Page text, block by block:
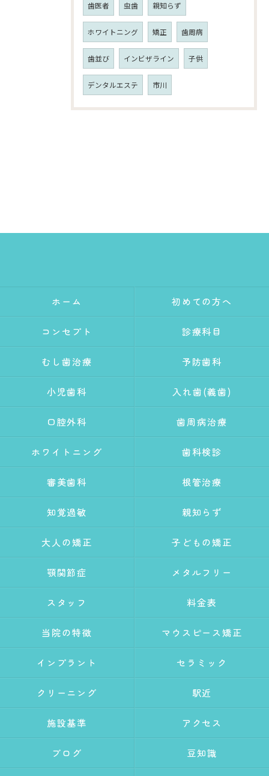
歯医者 虫歯 親知らず
ホワイトニング 矯正 歯周病
歯並び インビザライン 子供
デンタルエステ 市川
ホーム 初めての方へ
コンセプト 診療科目
むし歯治療 予防歯科
小児歯科 入れ歯(義歯)
口腔外科 歯周病治療
ホワイトニング 歯科検診
審美歯科 根管治療
知覚過敏 親知らず
大人の矯正 子どもの矯正
顎関節症 メタルフリー
スタッフ 料金表
当院の特徴 マウスピース矯正
インプラント セラミック
クリーニング 駅近
施設基準 アクセス
ブログ 豆知識